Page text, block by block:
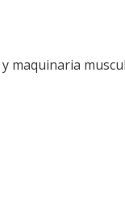
y maquinaria